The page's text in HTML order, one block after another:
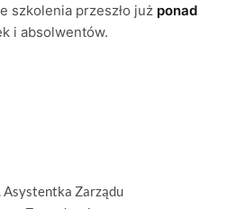
szkolenia przeszło już ponad
i absolwentów.
Zarządu